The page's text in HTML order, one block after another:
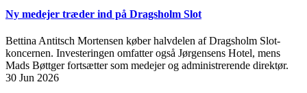
Ny medejer træder ind på Dragsholm Slot
Bettina Antitsch Mortensen køber halvdelen af Dragsholm Slot-
koncernen. Investeringen omfatter også Jørgensens Hotel, mens
Mads Bøttger fortsætter som medejer og administrerende direktør.
30 Jun 2026